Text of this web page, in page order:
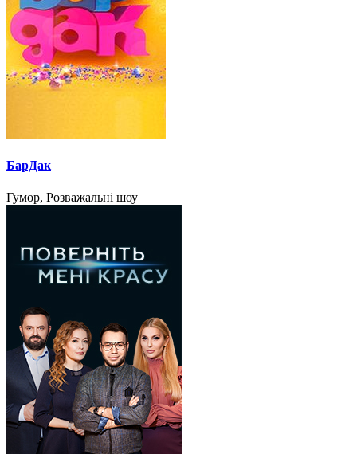
БарДак
Гумор, Розважальні шоу